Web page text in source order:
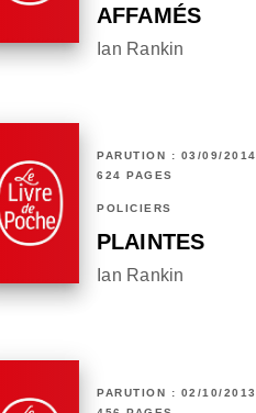
AFFAMÉS
Ian Rankin
PARUTION : 03/09/2014
624 PAGES
POLICIERS
PLAINTES
Ian Rankin
PARUTION : 02/10/2013